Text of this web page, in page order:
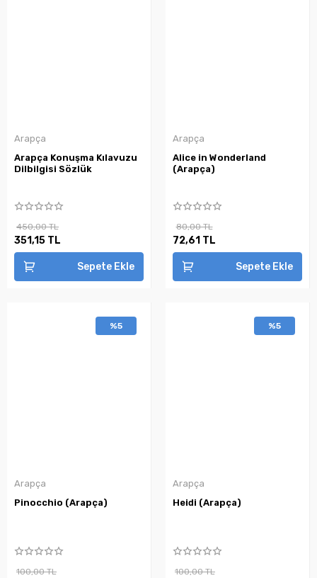
Arapça
Arapça Konuşma Kılavuzu
Dilbilgisi Sözlük
450,00 TL
351,15 TL
Sepete Ekle
Arapça
Alice in Wonderland
(Arapça)
80,00 TL
72,61 TL
Sepete Ekle
%5
Arapça
Pinocchio (Arapça)
100,00 TL
%5
Arapça
Heidi (Arapça)
100,00 TL